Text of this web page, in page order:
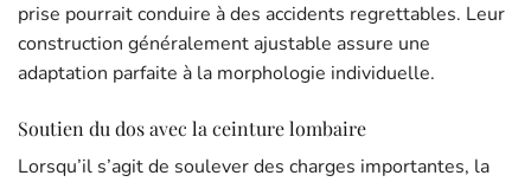
prise pourrait conduire à des accidents regrettables. Leur
construction généralement ajustable assure une
adaptation parfaite à la morphologie individuelle.
Soutien du dos avec la ceinture lombaire
Lorsqu’il s’agit de soulever des charges importantes, la